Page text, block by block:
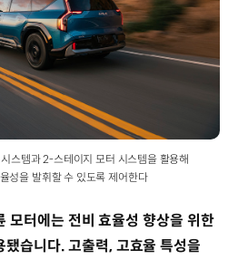
스템과 2-스테이지 모터 시스템을 활용해
성을 발휘할 수 있도록 제어한다
모터에는 전비 효율성 향상을 위한
습니다. 고출력, 고효율 특성을